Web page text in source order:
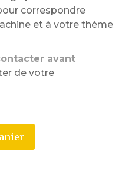
correspondre
et à votre thème
avant
de votre